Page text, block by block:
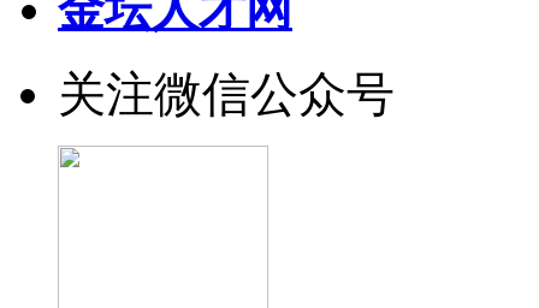
关注微信公众号